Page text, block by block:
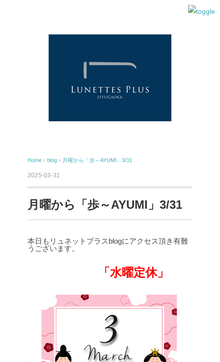
Home › blog › 月曜から「歩～AYUMI」3/31
2025-03-31
月曜から「歩～AYUMI」3/31
本日もリュネットプラスblogにアクセス頂き有難
うございます。
「水曜定休」